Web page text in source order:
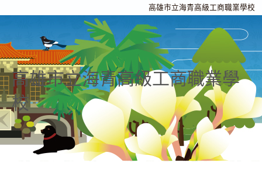
高雄市立海青高級工商職業學校
高雄市立海青高級工商職業學
校